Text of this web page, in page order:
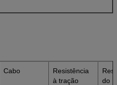
Cabo
Resistência
à tração
do